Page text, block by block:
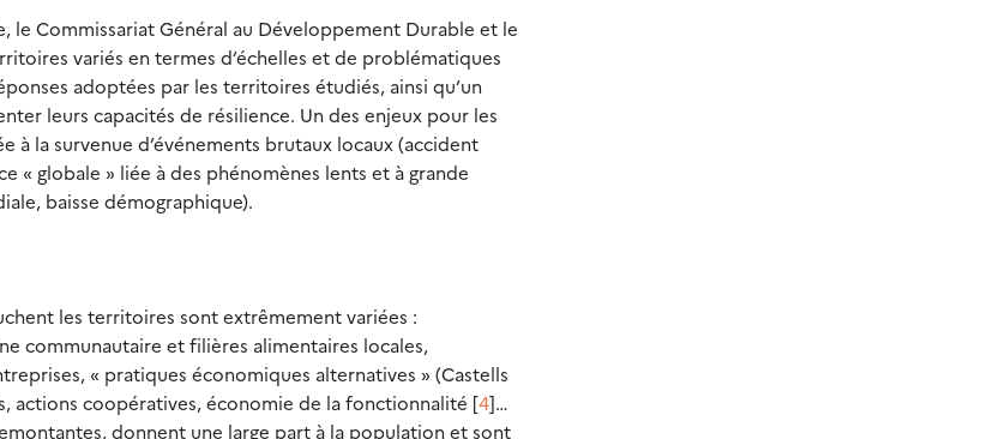
le Commissariat Général au Développement Durable et le
variés en termes d’échelles et de problématiques
adoptées par les territoires étudiés, ainsi qu’un
leurs capacités de résilience. Un des enjeux pour les
à la survenue d’événements brutaux locaux (accident
« globale » liée à des phénomènes lents et à grande
baisse démographique).
les territoires sont extrêmement variées :
communautaire et filières alimentaires locales,
« pratiques économiques alternatives » (Castells
actions coopératives, économie de la fonctionnalité [4]…
donnent une large part à la population et sont